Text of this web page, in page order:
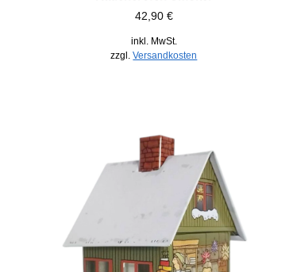
42,90 €
inkl. MwSt.
zzgl.Versandkosten